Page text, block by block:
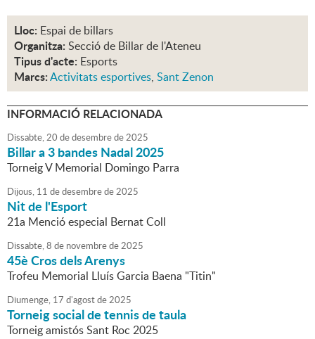
Lloc: Espai de billars
Organitza: Secció de Billar de l'Ateneu
Tipus d'acte: Esports
Marcs:Activitats esportives, Sant Zenon
INFORMACIÓ RELACIONADA
Dissabte,20 dedesembrede2025
Billar a 3 bandes Nadal 2025
Torneig V Memorial Domingo Parra
Dijous, 11 dedesembrede2025
Nit de l'Esport
21a Menció especial Bernat Coll
Dissabte,8 de novembrede2025
45è Cros dels Arenys
Trofeu Memorial Lluís Garcia Baena "Titin"
Diumenge, 17 d'agostde2025
Torneig social de tennis de taula
Torneig amistós Sant Roc 2025